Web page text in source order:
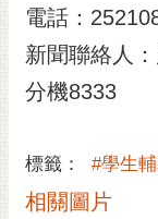
料
開
放
宣
市
交
電話：
新聞聯絡人
分機8333
標籤： #學生
相關圖片